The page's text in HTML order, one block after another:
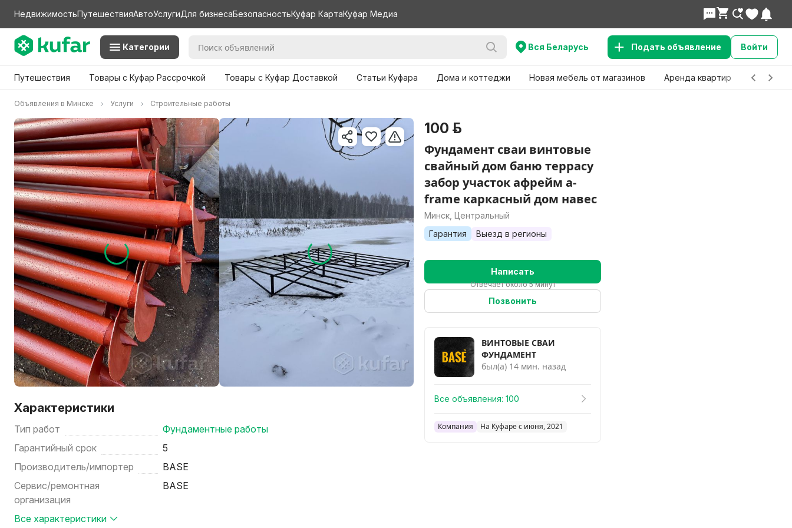
НедвижимостьПутешествияАвтоУслугиДля бизнесаБезопасностьКуфар КартаКуфар Медиа
Категории Вся Беларусь Подать объявление Войти
Путешествия Товары с Куфар Рассрочкой Товары с Куфар Доставкой Статьи Куфара Дома и коттеджи Новая мебель от магазинов Аренда квартир Детские
Объявления в Минске Услуги Строительные работы
Характеристики
Тип работ
Фундаментные работы
Гарантийный срок
5
Производитель/импортер
BASE
Сервис/ремонтная
организация
BASE
Все характеристики
100 р.
Фундамент сваи винтовые
свайный дом баню террасу
забор участок афрейм a-
frame каркасный дом навес
Минск, Центральный
Гарантия
Выезд в регионы
Написать
Отвечает около 5 минут
Позвонить
ВИНТОВЫЕ СВАИ
ФУНДАМЕНТ
был(а) 14 мин. назад
Все объявления: 100
Компания На Куфаре с июня, 2021